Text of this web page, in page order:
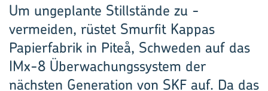
Um ungeplante Stillstände zu ­
vermeiden, rüstet Smurfit Kappas
Papierfabrik in Piteå, Schweden auf das
IMx-8 Überwachungssystem der
nächsten Generation von SKF auf. Da das